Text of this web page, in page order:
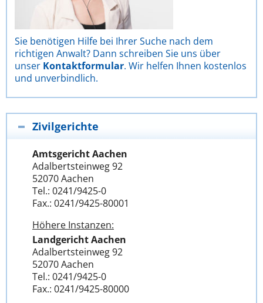
Sie benötigen Hilfe bei Ihrer Suche nach dem
richtigen Anwalt? Dann schreiben Sie uns über
unser Kontaktformular. Wir helfen Ihnen kostenlos
und unverbindlich.
Zivilgerichte
Amtsgericht Aachen
Adalbertsteinweg 92
52070 Aachen
Tel.: 0241/9425-0
Fax.: 0241/9425-80001
Höhere Instanzen:
Landgericht Aachen
Adalbertsteinweg 92
52070 Aachen
Tel.: 0241/9425-0
Fax.: 0241/9425-80000